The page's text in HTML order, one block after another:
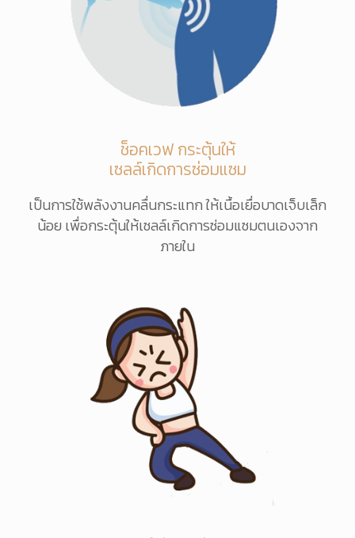
ช็อคเวฟ กระตุ้นให้
เซลล์เกิดการซ่อมแซม
เป็นการใช้พลังงานคลื่นกระแทก ให้เนื้อเยื่อบาดเจ็บเล็ก
น้อย เพื่อกระตุ้นให้เซลล์เกิดการซ่อมแซมตนเองจาก
ภายใน